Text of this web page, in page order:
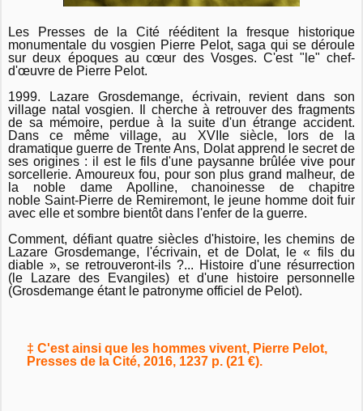
Les Presses de la Cité rééditent la fresque historique
monumentale du vosgien Pierre Pelot, saga qui se déroule
sur deux époques au cœur des Vosges. C'est "le" chef-
d'œuvre de Pierre Pelot.
1999. Lazare Grosdemange, écrivain, revient dans son
village natal vosgien. Il cherche à retrouver des fragments
de sa mémoire, perdue à la suite d'un étrange accident.
Dans ce même village, au XVIIe siècle, lors de la
dramatique guerre de Trente Ans, Dolat apprend le secret de
ses origines : il est le fils d'une paysanne brûlée vive pour
sorcellerie. Amoureux fou, pour son plus grand malheur, de
la noble dame Apolline, chanoinesse de chapitre
noble Saint-Pierre de Remiremont, le jeune homme doit fuir
avec elle et sombre bientôt dans l'enfer de la guerre.
Comment, défiant quatre siècles d'histoire, les chemins de
Lazare Grosdemange, l'écrivain, et de Dolat, le « fils du
diable », se retrouveront-ils ?... Histoire d'une résurrection
(le Lazare des Evangiles) et d'une histoire personnelle
(Grosdemange étant le patronyme officiel de Pelot).
‡ C'est ainsi que les hommes vivent, Pierre Pelot,
Presses de la Cité, 2016, 1237 p. (21 €).